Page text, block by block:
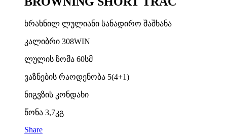
ხრახნილ ლულიანი სანადირო შაშხანა
კალიბრი 308WIN
ლულის ზომა 60სმ
ვაზნების რაოდენობა 5(4+1)
ნიგვზის კონდახი
წონა 3,7კგ
Share